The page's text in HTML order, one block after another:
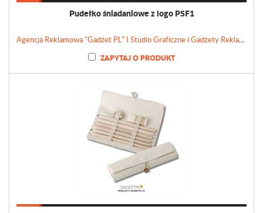
Pudełko śniadaniowe z logo PSF1
Agencja Reklamowa "Gadżet PL" I Studio Graficzne i Gadżety Reklamowe
ZAPYTAJ O PRODUKT